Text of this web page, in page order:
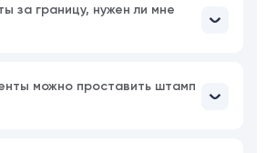
за границу, нужен ли мне
можно проставить штамп